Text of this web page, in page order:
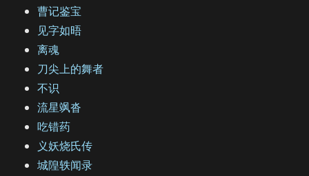
曹记鉴宝
见字如晤
离魂
刀尖上的舞者
不识
流星飒沓
吃错药
义妖烧氏传
城隍轶闻录